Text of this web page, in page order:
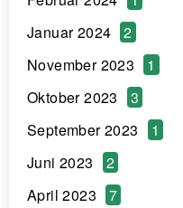
Januar 2024
2
November 2023
1
Oktober 2023
3
September 2023
1
Juni 2023
2
April 2023
7